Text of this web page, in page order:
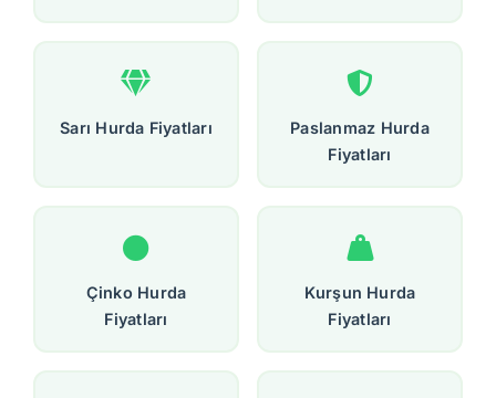
Sarı Hurda Fiyatları
Paslanmaz Hurda
Fiyatları
Çinko Hurda
Fiyatları
Kurşun Hurda
Fiyatları